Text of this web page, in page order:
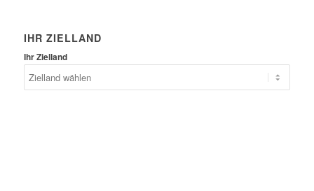
IHR ZIELLAND
Ihr Zielland